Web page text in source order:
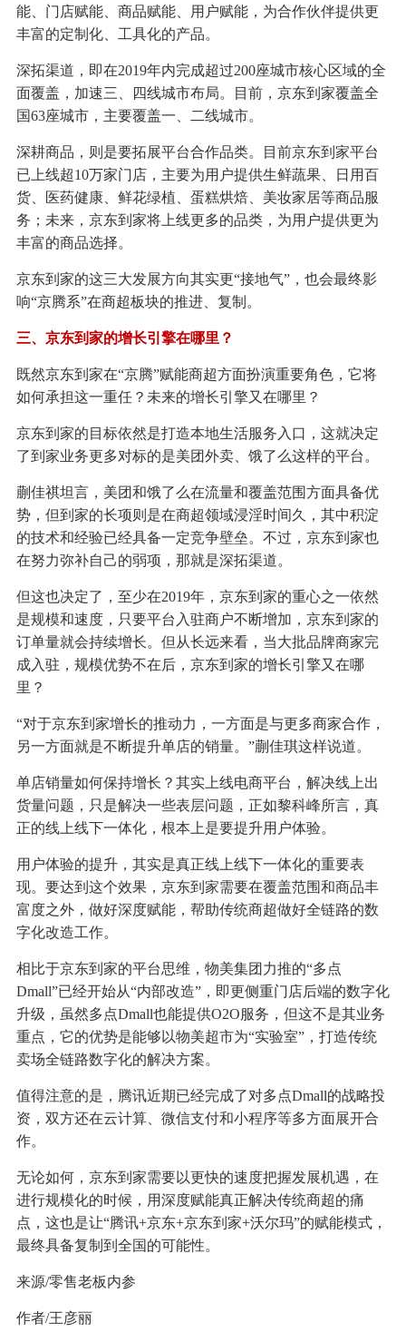
能、门店赋能、商品赋能、用户赋能，为合作伙伴提供更
丰富的定制化、工具化的产品。
深拓渠道，即在2019年内完成超过200座城市核心区域的全
面覆盖，加速三、四线城市布局。目前，京东到家覆盖全
国63座城市，主要覆盖一、二线城市。
深耕商品，则是要拓展平台合作品类。目前京东到家平台
已上线超10万家门店，主要为用户提供生鲜蔬果、日用百
货、医药健康、鲜花绿植、蛋糕烘焙、美妆家居等商品服
务；未来，京东到家将上线更多的品类，为用户提供更为
丰富的商品选择。
京东到家的这三大发展方向其实更“接地气”，也会最终影
响“京腾系”在商超板块的推进、复制。
三、京东到家的增长引擎在哪里？
既然京东到家在“京腾”赋能商超方面扮演重要角色，它将
如何承担这一重任？未来的增长引擎又在哪里？
京东到家的目标依然是打造本地生活服务入口，这就决定
了到家业务更多对标的是美团外卖、饿了么这样的平台。
蒯佳祺坦言，美团和饿了么在流量和覆盖范围方面具备优
势，但到家的长项则是在商超领域浸淫时间久，其中积淀
的技术和经验已经具备一定竞争壁垒。不过，京东到家也
在努力弥补自己的弱项，那就是深拓渠道。
但这也决定了，至少在2019年，京东到家的重心之一依然
是规模和速度，只要平台入驻商户不断增加，京东到家的
订单量就会持续增长。但从长远来看，当大批品牌商家完
成入驻，规模优势不在后，京东到家的增长引擎又在哪
里？
“对于京东到家增长的推动力，一方面是与更多商家合作，
另一方面就是不断提升单店的销量。”蒯佳琪这样说道。
单店销量如何保持增长？其实上线电商平台，解决线上出
货量问题，只是解决一些表层问题，正如黎科峰所言，真
正的线上线下一体化，根本上是要提升用户体验。
用户体验的提升，其实是真正线上线下一体化的重要表
现。要达到这个效果，京东到家需要在覆盖范围和商品丰
富度之外，做好深度赋能，帮助传统商超做好全链路的数
字化改造工作。
相比于京东到家的平台思维，物美集团力推的“多点
Dmall”已经开始从“内部改造”，即更侧重门店后端的数字化
升级，虽然多点Dmall也能提供O2O服务，但这不是其业务
重点，它的优势是能够以物美超市为“实验室”，打造传统
卖场全链路数字化的解决方案。
值得注意的是，腾讯近期已经完成了对多点Dmall的战略投
资，双方还在云计算、微信支付和小程序等多方面展开合
作。
无论如何，京东到家需要以更快的速度把握发展机遇，在
进行规模化的时候，用深度赋能真正解决传统商超的痛
点，这也是让“腾讯+京东+京东到家+沃尔玛”的赋能模式，
最终具备复制到全国的可能性。
来源/零售老板内参
作者/王彦丽